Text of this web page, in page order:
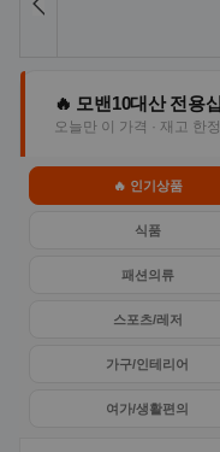
🔥 모밴10대산 전용
오늘만 이 가격 · 재고 한정
🔥 인기상품
식품
패션의류
스포츠/레저
가구/인테리어
여가/생활편의